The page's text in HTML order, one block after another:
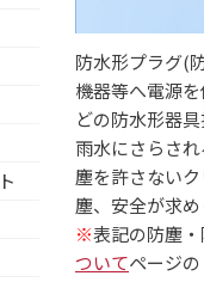
防水形プラグ(
機器等へ電源
どの防水形器
雨水にさらさ
塵を許さない
塵、安全が求
※表記の防塵
ついてページ